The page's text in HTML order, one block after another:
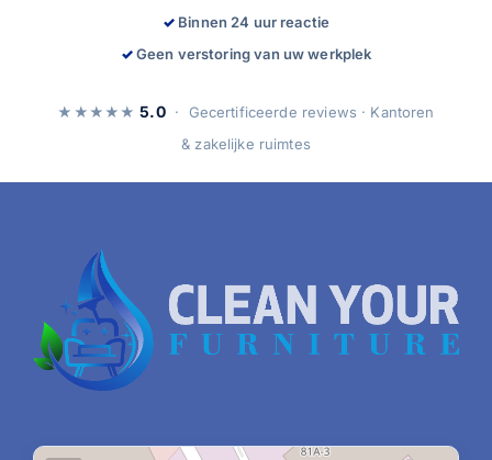
Binnen 24 uur reactie
Geen verstoring van uw werkplek
★★★★★5.0· Gecertificeerde reviews · Kantoren
& zakelijke ruimtes